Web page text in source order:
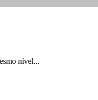
nível...